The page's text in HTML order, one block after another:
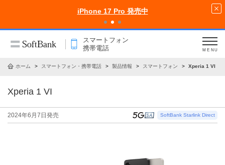
iPhone 17 Pro 発売中
スマートフォン
携帯電話
MENU
ホーム スマートフォン・携帯電話 製品情報 スマートフォン Xperia 1 VI
Xperia 1 VI
2024年6月7日 発売